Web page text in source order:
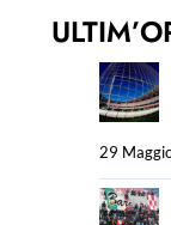
29